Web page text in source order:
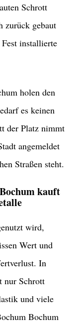
Schrott
zurück gebaut
installierte
holen den
es keinen
der Platz nimmt
angemeldet
Straßen steht.
kauft
wird,
Wert und
In
nur Schrott
und viele
Bochum